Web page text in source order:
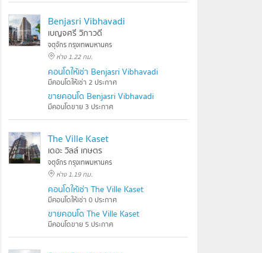
Benjasri Vibhavadi
เบญจศรี วิภาวดี
จตุจักร กรุงเทพมหานคร
ห่าง 1.22 กม.
คอนโดให้เช่า Benjasri Vibhavadi
มีคอนโดให้เช่า 2 ประกาศ
ขายคอนโด Benjasri Vibhavadi
มีคอนโดขาย 3 ประกาศ
The Ville Kaset
เดอะ วิลล์ เกษตร
จตุจักร กรุงเทพมหานคร
ห่าง 1.19 กม.
คอนโดให้เช่า The Ville Kaset
มีคอนโดให้เช่า 0 ประกาศ
ขายคอนโด The Ville Kaset
มีคอนโดขาย 5 ประกาศ